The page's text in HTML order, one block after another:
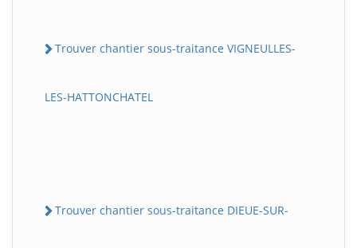
Trouver chantier sous-traitance VIGNEULLES-
LES-HATTONCHATEL
Trouver chantier sous-traitance DIEUE-SUR-